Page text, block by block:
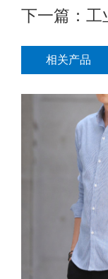
下一篇： 工
相关产品